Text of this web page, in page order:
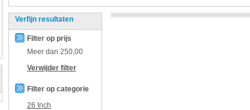
Verfijn resultaten
Filter op prijs
Meer dan 250,00
Verwijder filter
Filter op categorie
26 Inch